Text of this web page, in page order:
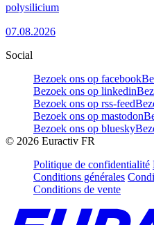
polysilicium
07.08.2026
Social
Bezoek ons op facebook
Bezoek ons op linkedin
Bezoek ons op rss-feed
Bezoek ons op mastodon
Bezoek ons op bluesky
© 2026 Euractiv FR
Politique de confidentialité
Conditions générales
Conditions de vente